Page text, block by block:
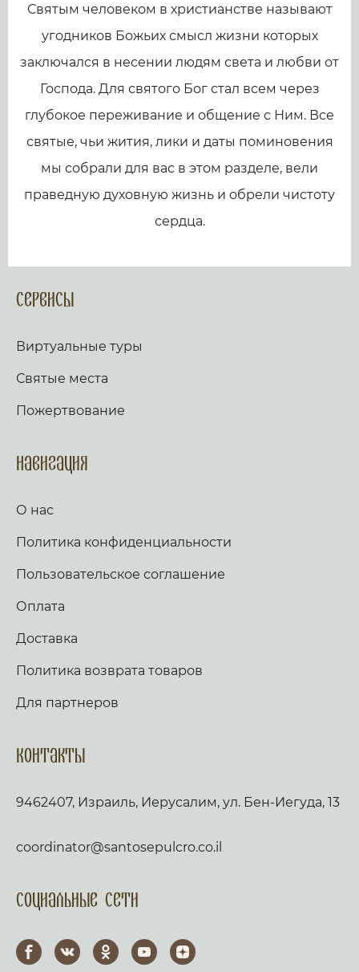
Святым человеком в христианстве называют
угодников Божьих смысл жизни которых
заключался в несении людям света и любви от
Господа. Для святого Бог стал всем через
глубокое переживание и общение с Ним. Все
святые, чьи жития, лики и даты поминовения
мы собрали для вас в этом разделе, вели
праведную духовную жизнь и обрели чистоту
сердца.
Сервисы
Виртуальные туры
Святые места
Пожертвование
Навигация
О нас
Политика конфиденциальности
Пользовательское соглашение
Оплата
Доставка
Политика возврата товаров
Для партнеров
Контакты
9462407, Израиль, Иерусалим, ул. Бен-Иегуда, 13
coordinator@santosepulcro.co.il
Социальные сети